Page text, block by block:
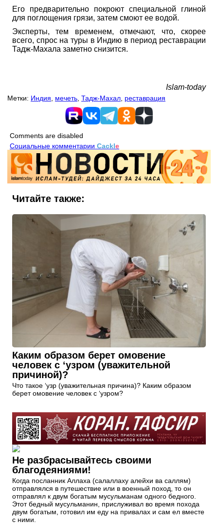
Его предварительно покроют специальной глиной
для поглощения грязи, затем смоют ее водой.
Эксперты, тем временем, отмечают, что, скорее
всего, спрос на туры в Индию в период реставрации
Тадж-Махала заметно снизится.
Islam-today
Метки: Индия мечеть Тадж-Махал реставрация
Comments are disabled
Социальные комментарии Cackle
Читайте также:
Каким образом берет омовение
человек с ‘узром (уважительной
причиной)?
Что такое ‘узр (уважительная причина)? Каким образом
берет омовение человек с ‘узром?
Не разбрасывайтесь своими
благодеяниями!
Когда посланник Аллаха (салаллаху алейхи ва саллям)
отправлялся в путешествие или в военный поход, то он
отправлял к двум богатым мусульманам одного бедного.
Этот бедный мусульманин, прислуживал во время похода
двум богатым, готовил им еду на привалах и сам ел вместе
с ними.